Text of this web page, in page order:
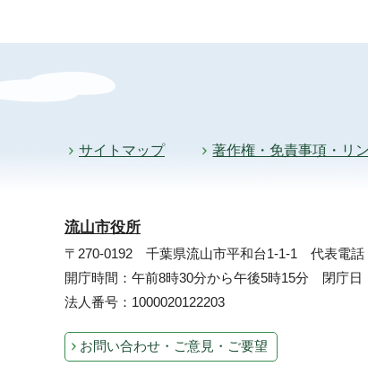
サイトマップ 著作権・免責事項・リ
流山市役所
〒270-0192 千葉県流山市平和台1-1-1 代表電話
開庁時間：午前8時30分から午後5時15分 閉庁日
法人番号：1000020122203
お問い合わせ・ご意見・ご要望